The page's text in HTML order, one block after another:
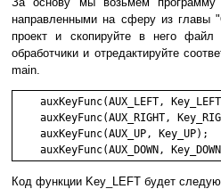
направленными на сферу из главы
проект и скопируйте в него
обработчики и отредактируйте
main.
auxKeyFunc(AUX_LEFT,
auxKeyFunc(AUX_RIGHT,
    auxKeyFunc(AUX_UP, Key_UP);
Код функции Key_LEFT будет